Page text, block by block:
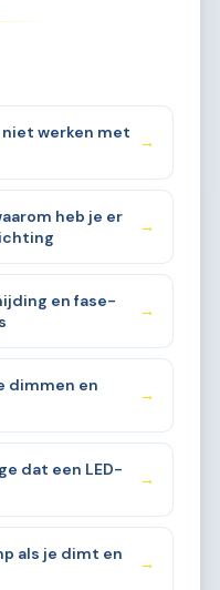
werken met
→
heb je er
→
en fase-
→
dimmen en
→
dat een LED-
→
als je dimt en
→